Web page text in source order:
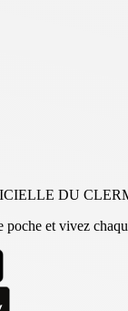
DU
poche et vivez